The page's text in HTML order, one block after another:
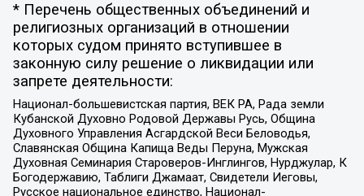
* Перечень общественных объединений и
религиозных организаций в отношении
которых судом принято вступившее в
законную силу решение о ликвидации или
запрете деятельности:
Национал-большевистская партия, ВЕК РА, Рада земли
Кубанской Духовно Родовой Державы Русь, Община
Духовного Управления Асгардской Веси Беловодья,
Славянская Община Капища Веды Перуна, Мужская
Духовная Семинария Староверов-Инглингов, Нурджулар, К
Богодержавию, Таблиги Джамаат, Свидетели Иеговы,
Русское национальное единство, Национал-